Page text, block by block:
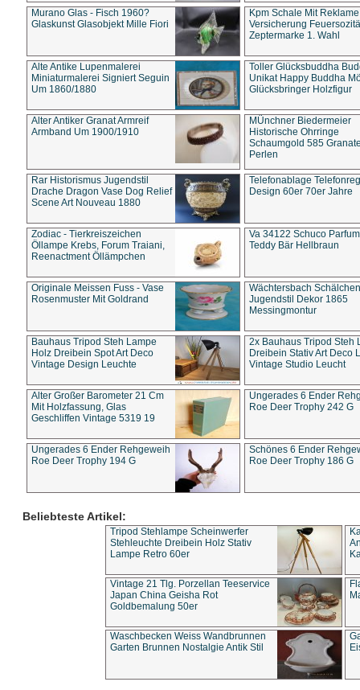
Murano Glas - Fisch 1960?
Glaskunst Glasobjekt Mille Fiori
Kpm Schale Mit Reklame
Versicherung
Zeptermarke 1. Wahl
Alte Antike Lupenmalerei
Miniaturmalerei Signiert Seguin
Um 1860/1880
Toller Glücksbuddha
Unikat Happy Buddha
Glücksbringer Holzfigur
Alter Antiker Granat Armreif
Armband Um 1900/1910
MÜnchner Biedermeier
Historische Ohrringe
Schaumgold 585
Perlen
Rar Historismus Jugendstil
Drache Dragon Vase Dog Relief
Scene Art Nouveau 1880
Telefonablage
Design 60er 70er Jahre
Zodiac - Tierkreiszeichen
Öllampe Krebs, Forum Traiani,
Reenactment Öllämpchen
Va 34122 Schuco
Teddy Bär Hellbraun
Originale Meissen Fuss - Vase
Rosenmuster Mit Goldrand
Wächtersbach Schälchen
Jugendstil Dekor 1865
Messingmontur
Bauhaus Tripod Steh Lampe
Holz Dreibein Spot Art Deco
Vintage Design Leuchte
2x Bauhaus Tripod Steh
Dreibein Stativ Art Deco
Vintage Studio Leucht
Alter Großer Barometer 21 Cm
Mit Holzfassung, Glas
Geschliffen Vintage 5319 19
Ungerades 6 Ender
Roe Deer Trophy 242 G
Ungerades 6 Ender Rehgeweih
Roe Deer Trophy 194 G
Schönes 6 Ender
Roe Deer Trophy 186 G
Beliebteste Artikel:
Tripod Stehlampe Scheinwerfer
Stehleuchte Dreibein Holz Stativ
Lampe Retro 60er
Vintage 21 Tlg. Porzellan Teeservice
Japan China Geisha Rot
Goldbemalung 50er
Waschbecken Weiss Wandbrunnen
Garten Brunnen Nostalgie Antik Stil